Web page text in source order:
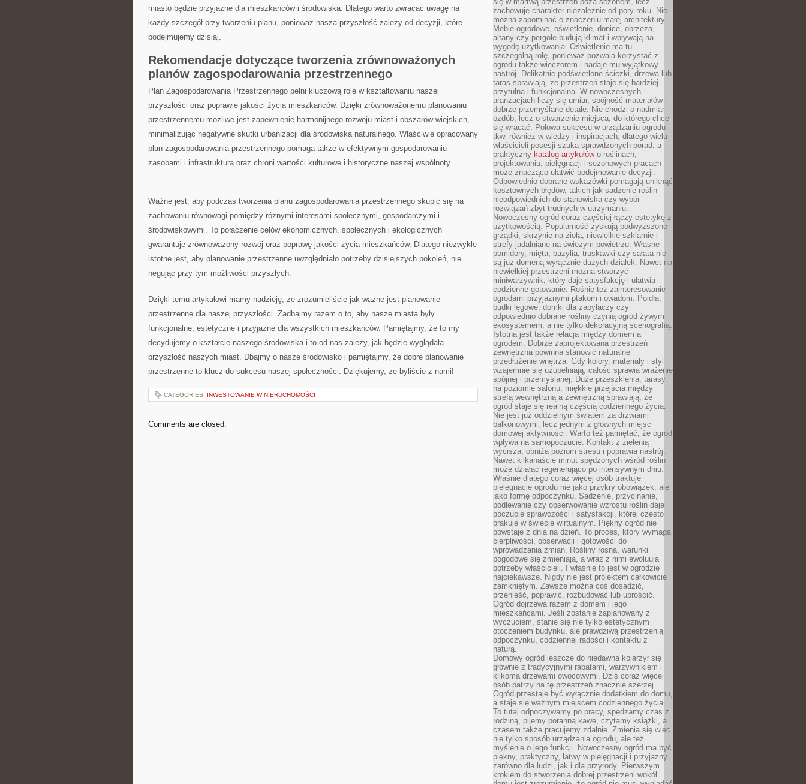
miasto⁢ będzie ⁤przyjazne dla mieszkańców i środowiska. Dlatego warto​ zwracać⁢ uwagę na
‌każdy⁤ szczegół ⁤przy tworzeniu planu, ponieważ⁢ nasza przyszłość zależy‍ od decyzji, które
podejmujemy dzisiaj.
Rekomendacje dotyczące tworzenia zrównoważonych
planów zagospodarowania​ przestrzennego
Plan Zagospodarowania Przestrzennego pełni kluczową⁤ rolę w kształtowaniu naszej
przyszłości ⁢oraz poprawie jakości ⁢życia mieszkańców. Dzięki zrównoważonemu planowaniu
⁣przestrzennemu możliwe jest zapewnienie harmonijnego rozwoju miast i obszarów wiejskich,⁣
minimalizując negatywne skutki urbanizacji dla środowiska naturalnego. Właściwie opracowany​
plan⁣ zagospodarowania przestrzennego pomaga także w‍ efektywnym gospodarowaniu
zasobami i infrastrukturą⁣ oraz chroni wartości kulturowe i ‍historyczne naszej wspólnoty.
Ważne jest, aby podczas⁤ tworzenia planu zagospodarowania przestrzennego skupić się na
zachowaniu równowagi pomiędzy różnymi interesami ⁤społecznymi, gospodarczymi i
⁣środowiskowymi. To połączenie celów ekonomicznych, ⁤społecznych i ekologicznych
gwarantuje zrównoważony rozwój​ oraz poprawę jakości życia mieszkańców. Dlatego niezwykle
istotne jest, ‍aby ​planowanie przestrzenne uwzględniało potrzeby dzisiejszych pokoleń, nie
negując przy ⁤tym możliwości przyszłych.
Dzięki temu artykułowi mamy nadzieję, że zrozumieliście jak ważne jest planowanie‌
przestrzenne dla​ naszej przyszłości. Zadbajmy razem ‌o to,‍ aby nasze miasta były
funkcjonalne, estetyczne i przyjazne dla ​wszystkich mieszkańców. Pamiętajmy, że to my
decydujemy o kształcie naszego środowiska i to ‍od nas zależy, jak będzie wyglądała
przyszłość naszych miast. Dbajmy⁢ o nasze środowisko i pamiętajmy, że ‌dobre ⁤planowanie
przestrzenne to klucz do⁢ sukcesu naszej społeczności. Dziękujemy, że byliście z nami!
CATEGORIES: INWESTOWANIE W NIERUCHOMOŚCI
Comments are closed.
zachowuje charakter niezależnie od pory roku. Nie
można zapominać o znaczeniu małej architektury.
Meble ogrodowe, oświetlenie, donice, obrzeża,
altany czy pergole budują klimat i wpływają na
wygodę użytkowania. Oświetlenie ma tu
szczególną rolę, ponieważ pozwala korzystać z
ogrodu także wieczorem i nadaje mu wyjątkowy
nastrój. Delikatnie podświetlone ścieżki, drzewa lub
taras sprawiają, że przestrzeń staje się bardziej
przytulna i funkcjonalna. W nowoczesnych
aranżacjach liczy się umiar, spójność materiałów i
dobrze przemyślane detale. Nie chodzi o nadmiar
ozdób, lecz o stworzenie miejsca, do którego chce
się wracać. Połowa sukcesu w urządzaniu ogrodu
tkwi również w wiedzy i inspiracjach, dlatego wielu
właścicieli posesji szuka sprawdzonych porad, a
praktyczny katalog artykułówo roślinach,
projektowaniu, pielęgnacji i sezonowych pracach
może znacząco ułatwić podejmowanie decyzji.
Odpowiednio dobrane wskazówki pomagają uniknąć
kosztownych błędów, takich jak sadzenie roślin
nieodpowiednich do stanowiska czy wybór
rozwiązań zbyt trudnych w utrzymaniu.
Nowoczesny ogród coraz częściej łączy estetykę z
użytkowością. Popularność zyskują podwyższone
grządki, skrzynie na zioła, niewielkie szklarnie i
strefy jadalniane na świeżym powietrzu. Własne
pomidory, mięta, bazylia, truskawki czy sałata nie
są już domeną wyłącznie dużych działek. Nawet na
niewielkiej przestrzeni można stworzyć
miniwarzywnik, który daje satysfakcję i ułatwia
codzienne gotowanie. Rośnie też zainteresowanie
ogrodami przyjaznymi ptakom i owadom. Poidła,
budki lęgowe, domki dla zapylaczy czy
odpowiednio dobrane rośliny czynią ogród żywym
ekosystemem, a nie tylko dekoracyjną scenografią.
Istotna jest także relacja między domem a
ogrodem. Dobrze zaprojektowana przestrzeń
zewnętrzna powinna stanowić naturalne
przedłużenie wnętrza. Gdy kolory, materiały i styl
wzajemnie się uzupełniają, całość sprawia wrażenie
spójnej i przemyślanej. Duże przeszklenia, tarasy
na poziomie salonu, miękkie przejścia między
strefą wewnętrzną a zewnętrzną sprawiają, że
ogród staje się realną częścią codziennego życia.
Nie jest już oddzielnym światem za drzwiami
balkonowymi, lecz jednym z głównych miejsc
domowej aktywności. Warto też pamiętać, że ogród
wpływa na samopoczucie. Kontakt z zielenią
wycisza, obniża poziom stresu i poprawia nastrój.
Nawet kilkanaście minut spędzonych wśród roślin
może działać regenerująco po intensywnym dniu.
Właśnie dlatego coraz więcej osób traktuje
pielęgnację ogrodu nie jako przykry obowiązek, ale
jako formę odpoczynku. Sadzenie, przycinanie,
podlewanie czy obserwowanie wzrostu roślin daje
poczucie sprawczości i satysfakcji, której często
brakuje w świecie wirtualnym. Piękny ogród nie
powstaje z dnia na dzień. To proces, który wymaga
cierpliwości, obserwacji i gotowości do
wprowadzania zmian. Rośliny rosną, warunki
pogodowe się zmieniają, a wraz z nimi ewoluują
potrzeby właścicieli. I właśnie to jest w ogrodzie
najciekawsze. Nigdy nie jest projektem całkowicie
zamkniętym. Zawsze można coś dosadzić,
przenieść, poprawić, rozbudować lub uprościć.
Ogród dojrzewa razem z domem i jego
mieszkańcami. Jeśli zostanie zaplanowany z
wyczuciem, stanie się nie tylko estetycznym
otoczeniem budynku, ale prawdziwą przestrzenią
odpoczynku, codziennej radości i kontaktu z
naturą.
Domowy ogród jeszcze do niedawna kojarzył się
głównie z tradycyjnymi rabatami, warzywnikiem i
kilkoma drzewami owocowymi. Dziś coraz więcej
osób patrzy na tę przestrzeń znacznie szerzej.
Ogród przestaje być wyłącznie dodatkiem do domu,
a staje się ważnym miejscem codziennego życia.
To tutaj odpoczywamy po pracy, spędzamy czas z
rodziną, pijemy poranną kawę, czytamy książki, a
czasem także pracujemy zdalnie. Zmienia się więc
nie tylko sposób urządzania ogrodu, ale też
myślenie o jego funkcji. Nowoczesny ogród ma być
piękny, praktyczny, łatwy w pielęgnacji i przyjazny
zarówno dla ludzi, jak i dla przyrody. Pierwszym
krokiem do stworzenia dobrej przestrzeni wokół